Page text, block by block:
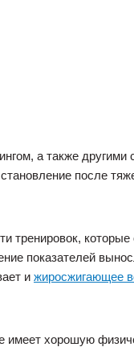
а также другими
после
тренировок, которые
показателей
и жиросжигающее
имеет хорошую